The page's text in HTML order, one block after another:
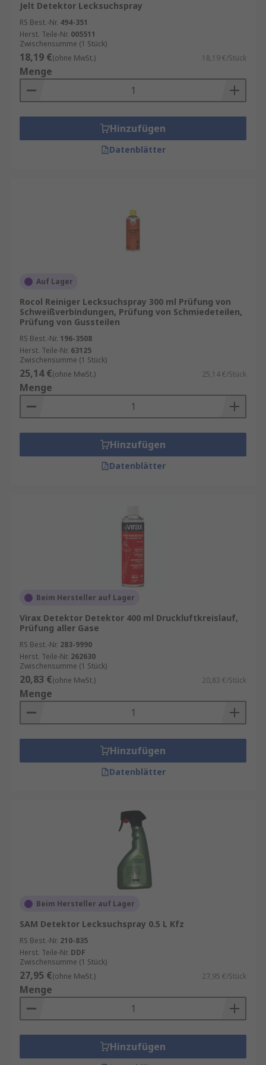
Jelt Detektor Lecksuchspray
RS Best.-Nr. 494-351
Herst. Teile-Nr. 005511
Zwischensumme (1 Stück)
18,19 €(ohne MwSt.) 18,19 €/Stück
Menge
Hinzufügen
Datenblätter
Auf Lager
Rocol Reiniger Lecksuchspray 300 ml Prüfung von
Schweißverbindungen, Prüfung von Schmiedeteilen,
Prüfung von Gussteilen
RS Best.-Nr. 196-3508
Herst. Teile-Nr. 63125
Zwischensumme (1 Stück)
25,14 €(ohne MwSt.) 25,14 €/Stück
Menge
Hinzufügen
Datenblätter
Beim Hersteller auf Lager
Virax Detektor Detektor 400 ml Druckluftkreislauf,
Prüfung aller Gase
RS Best.-Nr. 283-9990
Herst. Teile-Nr. 262630
Zwischensumme (1 Stück)
20,83 €(ohne MwSt.) 20,83 €/Stück
Menge
Hinzufügen
Datenblätter
Beim Hersteller auf Lager
SAM Detektor Lecksuchspray 0.5 L Kfz
RS Best.-Nr. 210-835
Herst. Teile-Nr. DDF
Zwischensumme (1 Stück)
27,95 €(ohne MwSt.) 27,95 €/Stück
Menge
Hinzufügen